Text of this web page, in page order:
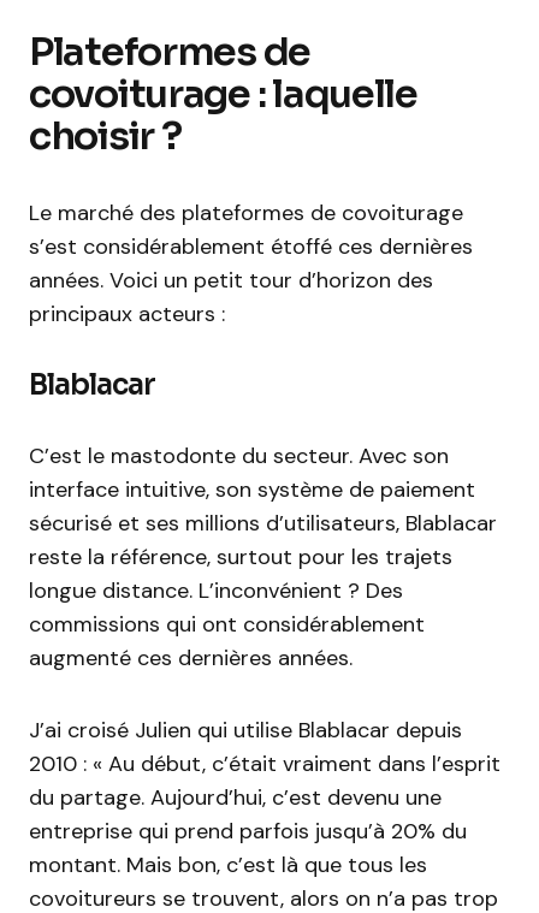
Plateformes de
covoiturage : laquelle
choisir ?
Le marché des plateformes de covoiturage
s’est considérablement étoffé ces dernières
années. Voici un petit tour d’horizon des
principaux acteurs :
Blablacar
C’est le mastodonte du secteur. Avec son
interface intuitive, son système de paiement
sécurisé et ses millions d’utilisateurs, Blablacar
reste la référence, surtout pour les trajets
longue distance. L’inconvénient ? Des
commissions qui ont considérablement
augmenté ces dernières années.
J’ai croisé Julien qui utilise Blablacar depuis
2010 : « Au début, c’était vraiment dans l’esprit
du partage. Aujourd’hui, c’est devenu une
entreprise qui prend parfois jusqu’à 20% du
montant. Mais bon, c’est là que tous les
covoitureurs se trouvent, alors on n’a pas trop